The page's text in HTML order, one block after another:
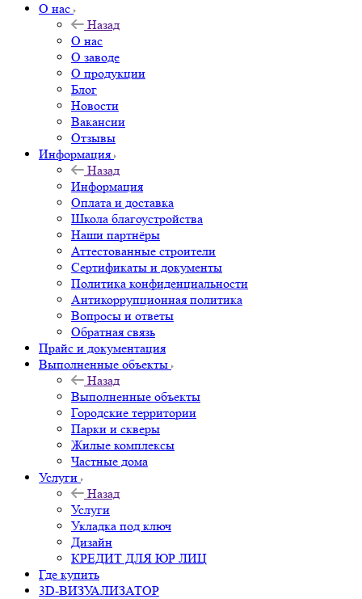
О нас
Назад
О нас
О заводе
О продукции
Блог
Новости
Вакансии
Отзывы
Информация
Назад
Информация
Оплата и доставка
Школа благоустройства
Наши партнёры
Аттестованные строители
Сертификаты и документы
Политика конфиденциальности
Антикоррупционная политика
Вопросы и ответы
Обратная связь
Прайс и документация
Выполненные объекты
Назад
Выполненные объекты
Городские территории
Парки и скверы
Жилые комплексы
Частные дома
Услуги
Назад
Услуги
Укладка под ключ
Дизайн
КРЕДИТ ДЛЯ ЮР ЛИЦ
Где купить
3D-ВИЗУАЛИЗАТОР